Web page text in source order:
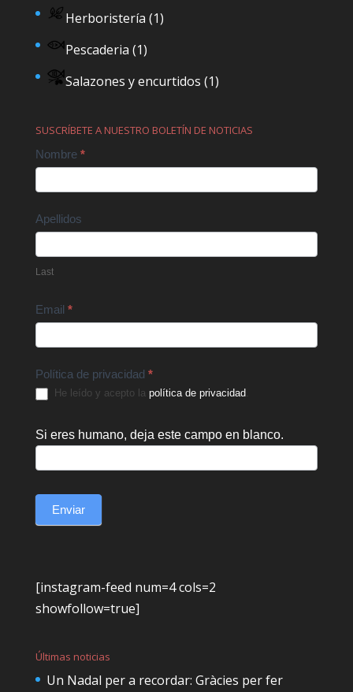
Herboristería (1)
Pescaderia (1)
Salazones y encurtidos (1)
SUSCRÍBETE A NUESTRO BOLETÍN DE NOTICIAS
Contact
Nombre *
Apellidos
Last
Email *
Política de privacidad *
He leído y acepto la política de privacidad.
Si eres humano, deja este campo en blanco.
Enviar
[instagram-feed num=4 cols=2
showfollow=true]
Últimas noticias
Un Nadal per a recordar: Gràcies per fer